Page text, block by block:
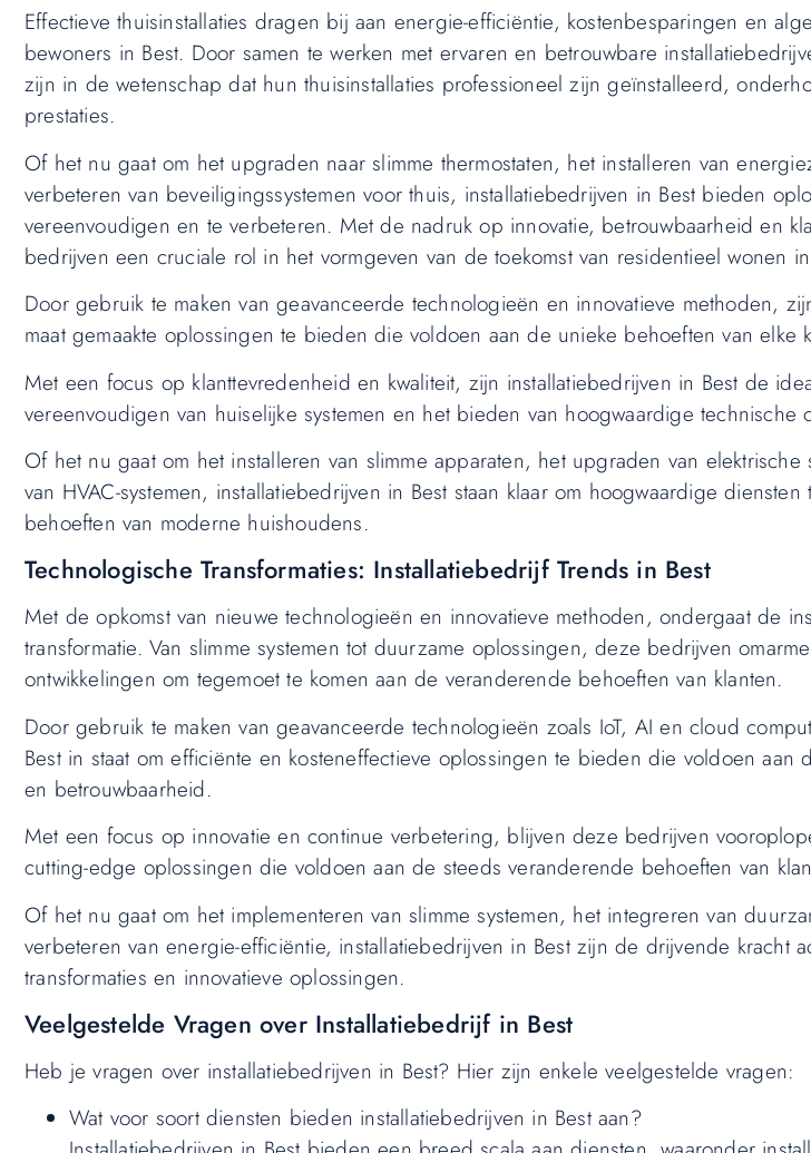
Effectieve thuisinstallaties dragen bij aan energie-efficiëntie, kostenbesparingen en
bewoners in Best. Door samen te werken met ervaren en betrouwbare
zijn in de wetenschap dat hun thuisinstallaties professioneel zijn geïnstalleerd,
prestaties.
Of het nu gaat om het upgraden naar slimme thermostaten, het installeren van
verbeteren van beveiligingssystemen voor thuis, installatiebedrijven in Best bieden
vereenvoudigen en te verbeteren. Met de nadruk op innovatie, betrouwbaarheid en
bedrijven een cruciale rol in het vormgeven van de toekomst van residentieel wonen
Door gebruik te maken van geavanceerde technologieën en innovatieve methoden,
maat gemaakte oplossingen te bieden die voldoen aan de unieke behoeften van elke
Met een focus op klanttevredenheid en kwaliteit, zijn installatiebedrijven in Best de
vereenvoudigen van huiselijke systemen en het bieden van hoogwaardige technische
Of het nu gaat om het installeren van slimme apparaten, het upgraden van
van HVAC-systemen, installatiebedrijven in Best staan klaar om hoogwaardige
behoeften van moderne huishoudens.
Technologische Transformaties: Installatiebedrijf Trends in Best
Met de opkomst van nieuwe technologieën en innovatieve methoden, ondergaat de
transformatie. Van slimme systemen tot duurzame oplossingen, deze bedrijven
ontwikkelingen om tegemoet te komen aan de veranderende behoeften van klanten.
Door gebruik te maken van geavanceerde technologieën zoals IoT, AI en cloud
Best in staat om efficiënte en kosteneffectieve oplossingen te bieden die voldoen aan
en betrouwbaarheid.
Met een focus op innovatie en continue verbetering, blijven deze bedrijven
cutting-edge oplossingen die voldoen aan de steeds veranderende behoeften van
Of het nu gaat om het implementeren van slimme systemen, het integreren van
verbeteren van energie-efficiëntie, installatiebedrijven in Best zijn de drijvende kracht
transformaties en innovatieve oplossingen.
Veelgestelde Vragen over Installatiebedrijf in Best
Heb je vragen over installatiebedrijven in Best? Hier zijn enkele veelgestelde vragen:
Wat voor soort diensten bieden installatiebedrijven in Best aan?